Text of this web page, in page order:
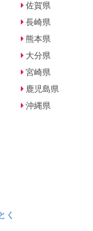
佐賀県
長崎県
熊本県
大分県
宮崎県
鹿児島県
沖縄県
く